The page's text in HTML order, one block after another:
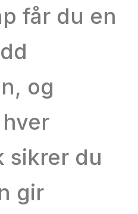
får du en
og
sikrer du
gir